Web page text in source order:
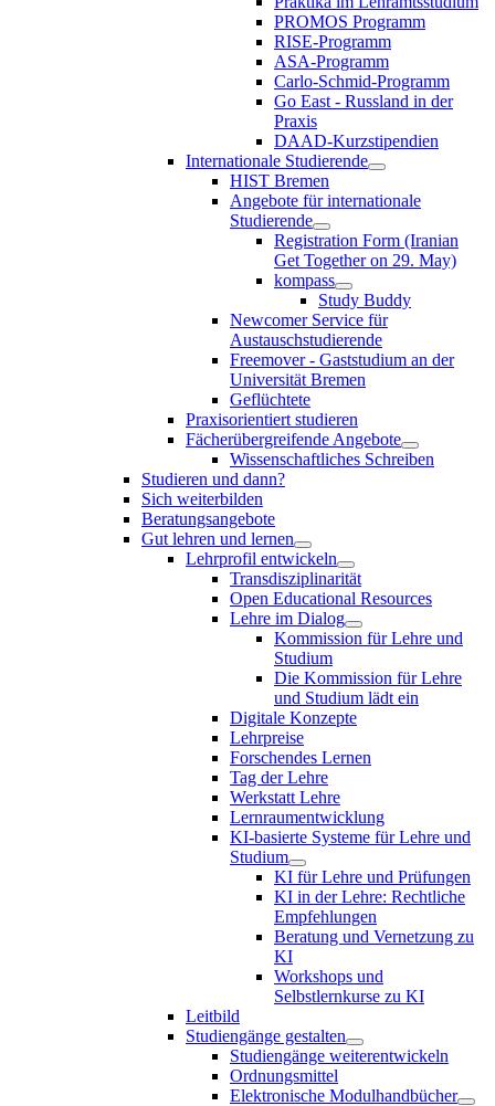
PROMOS Programm
RISE-Programm
ASA-Programm
Carlo-Schmid-Programm
Go East - Russland in der
Praxis
DAAD-Kurzstipendien
Internationale Studierende
HIST Bremen
Angebote für internationale
Studierende
Registration Form (Iranian
Get Together on 29. May)
kompass
Study Buddy
Newcomer Service für
Austauschstudierende
Freemover - Gaststudium an der
Universität Bremen
Geflüchtete
Praxisorientiert studieren
Fächerübergreifende Angebote
Wissenschaftliches Schreiben
Studieren und dann?
Sich weiterbilden
Beratungsangebote
Gut lehren und lernen
Lehrprofil entwickeln
Transdisziplinarität
Open Educational Resources
Lehre im Dialog
Kommission für Lehre und
Studium
Die Kommission für Lehre
und Studium lädt ein
Digitale Konzepte
Lehrpreise
Forschendes Lernen
Tag der Lehre
Werkstatt Lehre
Lernraumentwicklung
KI-basierte Systeme für Lehre und
Studium
KI für Lehre und Prüfungen
KI in der Lehre: Rechtliche
Empfehlungen
Beratung und Vernetzung zu
KI
Workshops und
Selbstlernkurse zu KI
Leitbild
Studiengänge gestalten
Studiengänge weiterentwickeln
Ordnungsmittel
Elektronische Modulhandbücher